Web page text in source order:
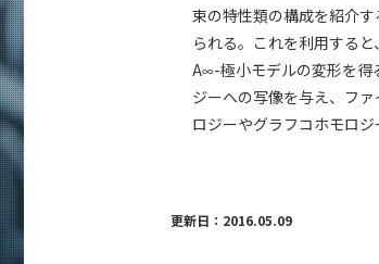
束の特性類の構成を紹介す
られる。これを利用する
A∞-極小モデルの変形を得
ジーへの写像を与え、フ
ロジーやグラフコホモロジ
更新日：2016.05.09